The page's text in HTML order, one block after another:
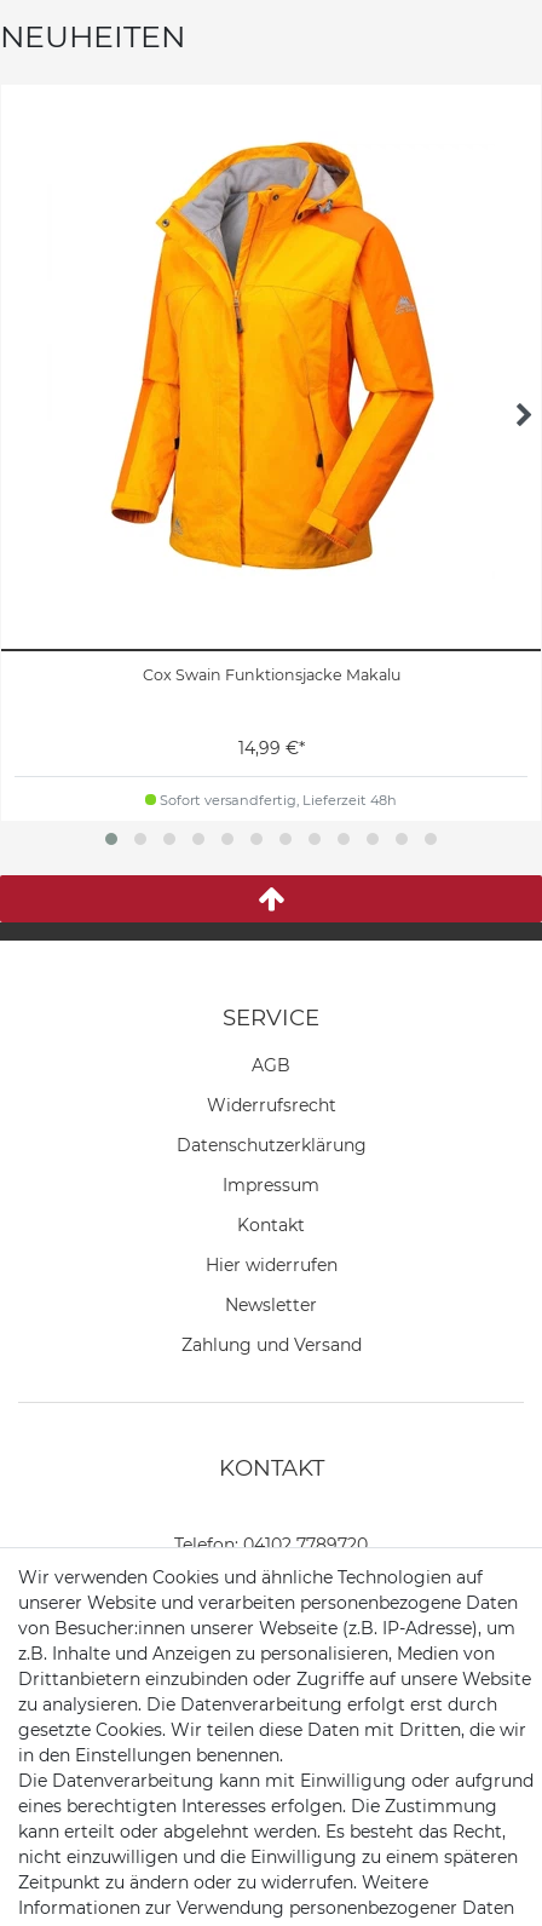
NEUHEITEN
Cox Swain Funktionsjacke Makalu
14,99 €*
Sofort versandfertig, Lieferzeit 48h
SERVICE
AGB
Widerrufs­recht
Daten­schutz­erklärung
Impressum
Kontakt
Hier widerrufen
Newsletter
Zahlung und Versand
KONTAKT
Telefon:04102 7789720
Mail:kundenservice@motionandsports.de
Jochim-Klindt-Str. 5
22926 Ahrensburg
Schnellversand auf Facebook
Schnellversand auf Twitter
Schnellversand auf YouTube
Schnellversand auf
Schnellversand
Wir verwenden Cookies und ähnliche Technologien auf
unserer Website und verarbeiten personenbezogene Daten
von Besucher:innen unserer Webseite (z.B. IP-Adresse), um
z.B. Inhalte und Anzeigen zu personalisieren, Medien von
Drittanbietern einzubinden oder Zugriffe auf unsere Website
zu analysieren. Die Datenverarbeitung erfolgt erst durch
gesetzte Cookies. Wir teilen diese Daten mit Dritten, die wir
in den Einstellungen benennen.
Die Datenverarbeitung kann mit Einwilligung oder aufgrund
eines berechtigten Interesses erfolgen. Die Zustimmung
kann erteilt oder abgelehnt werden. Es besteht das Recht,
nicht einzuwilligen und die Einwilligung zu einem späteren
Zeitpunkt zu ändern oder zu widerrufen. Weitere
Informationen zur Verwendung personenbezogener Daten